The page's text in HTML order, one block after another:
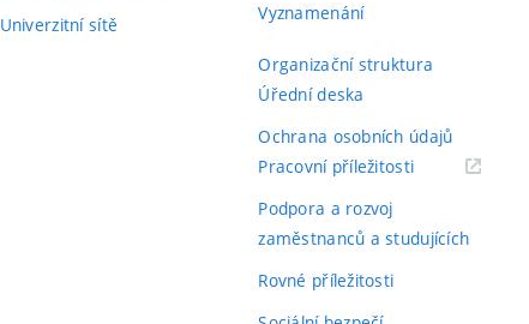
Univerzitní sítě
Vyznamenání
Organizační struktura
Úřední deska
Ochrana osobních údajů
Pracovní příležitosti(externí
Podpora a rozvoj
zaměstnanců a studujících
Rovné příležitosti